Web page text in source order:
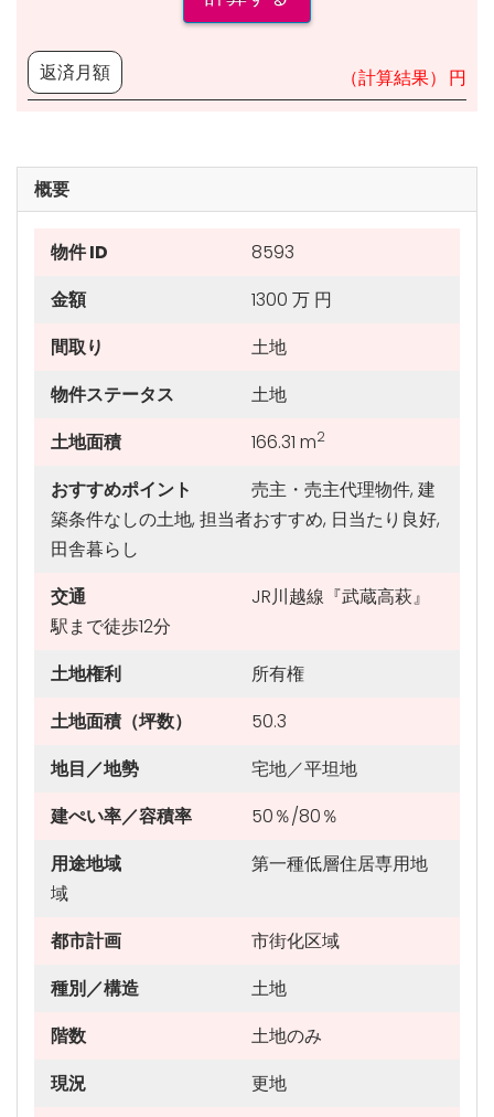
返済月額 円
概要
物件 ID
8593
金額
1300 万 円
間取り
土地
物件ステータス
土地
土地面積
166.31 m2
おすすめポイント
売主・売主代理物件, 建
築条件なしの土地, 担当者おすすめ, 日当たり良好,
田舎暮らし
交通
JR川越線『武蔵高萩』
駅まで徒歩12分
土地権利
所有権
土地面積（坪数）
50.3
地目／地勢
宅地／平坦地
建ぺい率／容積率
50％/80％
用途地域
第一種低層住居専用地
域
都市計画
市街化区域
種別／構造
土地
階数
土地のみ
現況
更地